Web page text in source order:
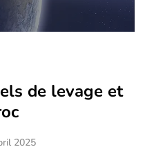
de levage et
2025